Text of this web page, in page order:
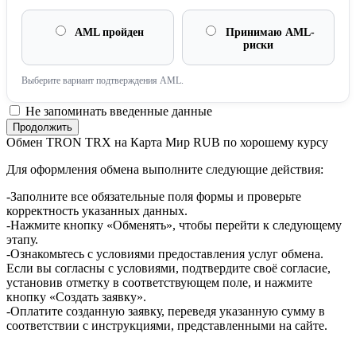
AML пройден
Принимаю AML-
риски
Выберите вариант подтверждения AML.
Не запоминать введенные данные
Обмен TRON TRX на Карта Мир RUB по хорошему курсу
Для оформления обмена выполните следующие действия:
-Заполните все обязательные поля формы и проверьте
корректность указанных данных.
-Нажмите кнопку «Обменять», чтобы перейти к следующему
этапу.
-Ознакомьтесь с условиями предоставления услуг обмена.
Если вы согласны с условиями, подтвердите своё согласие,
установив отметку в соответствующем поле, и нажмите
кнопку «Создать заявку».
-Оплатите созданную заявку, переведя указанную сумму в
соответствии с инструкциями, представленными на сайте.